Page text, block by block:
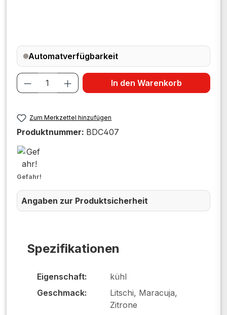
Spezifikationen
Eigenschaft:
kühl
Geschmack:
Litschi, Maracuja,
Zitrone
Automatverfügbarkeit
Produkt Anzahl: Gib den
In den Warenkorb
Zum Merkzettel hinzufügen
Produktnummer: BDC407
Gefahr!
Angaben zur Produktsicherheit